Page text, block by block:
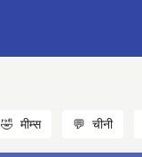
🤣 मीम्स 💬 चीनी